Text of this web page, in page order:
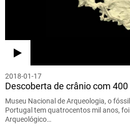
2018-01-17
Descoberta de crânio com
Museu Nacional de Arqueologia, o
Portugal tem quatrocentos mil anos,
Arqueológico…